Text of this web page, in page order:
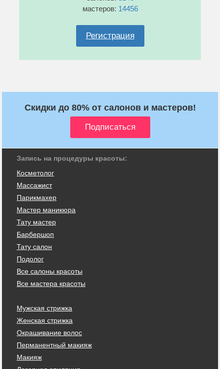
мастеров: 14456
Регистрация
Скидки до 80% от салонов и мастеров!
Запись на процедуры красоты:
Косметолог
Массажист
Парикмахер
Мастер маникюра
Тату мастер
Барбершоп
Тату салон
Подолог
Все салоны красоты
Все мастера красоты
Мужская стрижка
Женская стрижка
Окрашивание волос
Перманентный макияж
Макияж